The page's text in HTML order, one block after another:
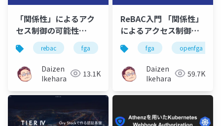
「関係性」によるアク
セス制御の可能性
Relationship-Based
Access Controlとは？
rebac fga auth0 cloud native
Daizen
Ikehara
13.1K
ReBAC入門 「関係性」
によるアクセス制御と
は？
fga openfga
Daizen
Ikehara
59.7K